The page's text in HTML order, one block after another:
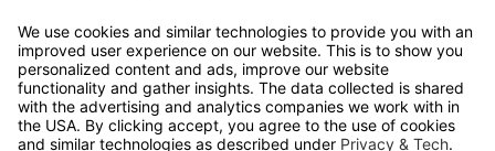
info@gerdmans.no
67 80 56 20
Åpningstid